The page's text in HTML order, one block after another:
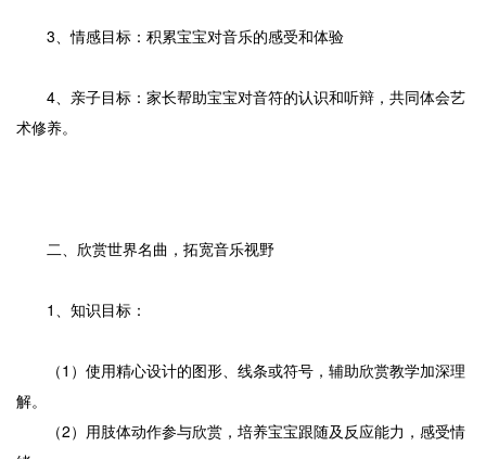
3、情感目标：积累宝宝对音乐的感受和体验
4、亲子目标：家长帮助宝宝对音符的认识和听辩，共同体会艺
术修养。
二、欣赏世界名曲，拓宽音乐视野
1、知识目标：
（1）使用精心设计的图形、线条或符号，辅助欣赏教学加深理
解。
（2）用肢体动作参与欣赏，培养宝宝跟随及反应能力，感受情